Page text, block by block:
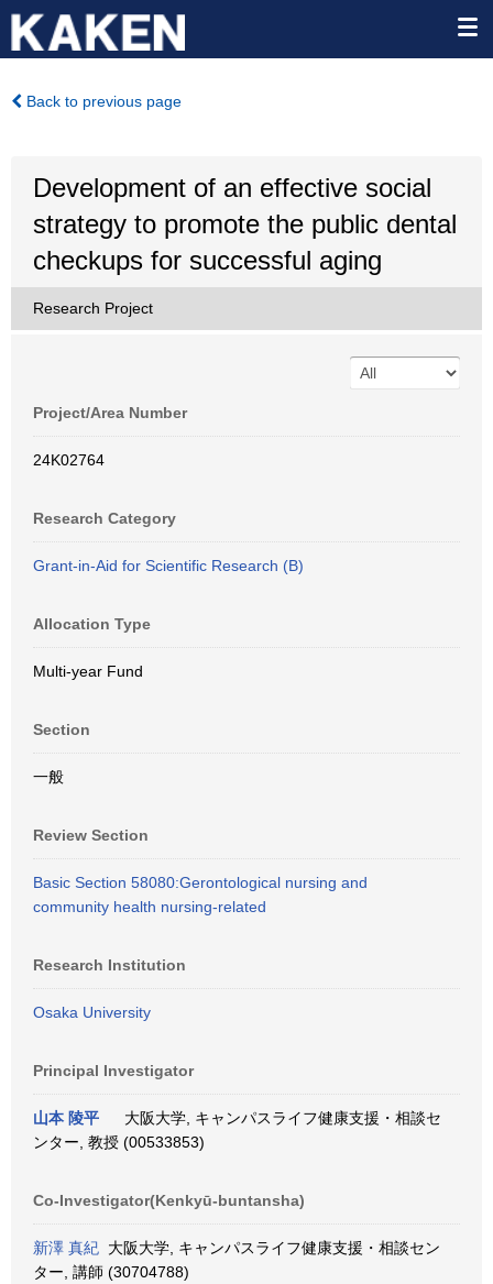
Back to previous page
Development of an effective social
strategy to promote the public dental
checkups for successful aging
Research Project
Project/Area Number
24K02764
Research Category
Grant-in-Aid for Scientific Research (B)
Allocation Type
Multi-year Fund
Section
一般
Review Section
Basic Section 58080:Gerontological nursing and
community health nursing-related
Research Institution
Osaka University
Principal Investigator
山本 陵平
大阪大学, キャンパスライフ健康支援・相談セ
ンター, 教授 (00533853)
Co-Investigator(Kenkyū-buntansha)
新澤 真紀 大阪大学, キャンパスライフ健康支援・相談セン
ター, 講師 (30704788)